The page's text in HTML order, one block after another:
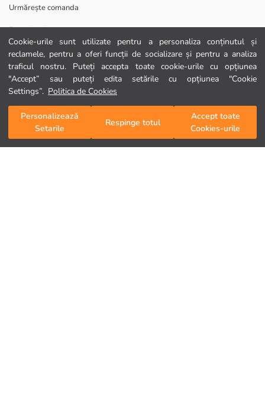
Cookie-urile sunt utilizate pentru a personaliza conținutul și
reclamele, pentru a oferi funcții de socializare și pentru a analiza
traficul nostru. Puteți accepta toate cookie-urile cu opțiunea
"Accept” sau puteți edita setările cu opțiunea "Cookie
Settings”. Politica de Cookies
Personalizează
Setarile
Respinge totul
Accept toate
Cookies-urile
Adaugă în coș
Material Principal Tricou:
Țară de origine:
Persoana de vanzari:
Marcă:
Gen:
Croială:
Croială talie:
Lungime:
Urmărește comanda
Formular de contact
0372 786 111
AJUTOR
Întrebări frecvente
Retur
Urmărește-ne